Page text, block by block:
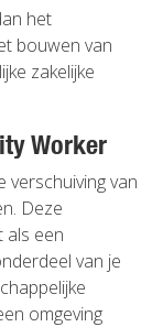
het
bouwen van
zakelijke
Worker
verschuiving van
Deze
als een
van je
omgeving